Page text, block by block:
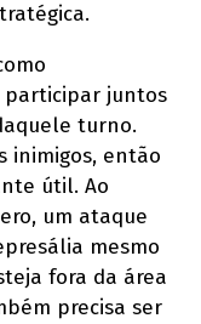
participar juntos
turno.
inimigos, então
útil. Ao
um ataque
mesmo
fora da área
precisa ser